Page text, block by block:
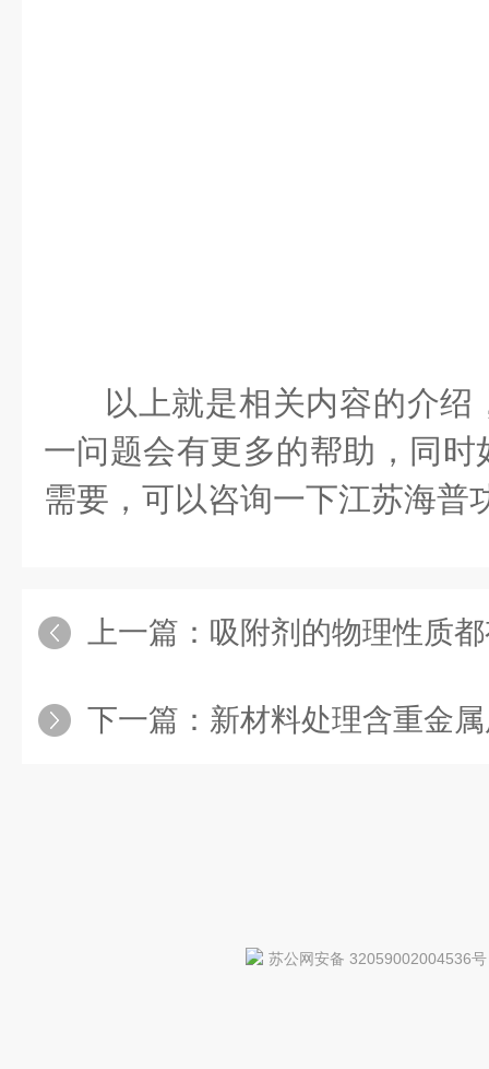
以上就是相关内容的介
一问题会有更多的帮助，同
需要，可以咨询一下江苏海普
上一篇： 吸附剂的物理性质
下一篇： 新材料处理含重金
苏公网安备 32059002004536号